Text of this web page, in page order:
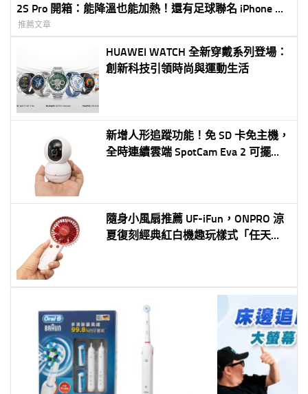
2S Pro 開箱：能降溫也能加熱！還有足球聯名 iPhone 防
摔殼
推薦文章
HUAWEI WATCH 全新穿戴系列登場：
創新科技引領時尚與運動生活
新增人形追蹤功能！免 SD 卡免主機，
全時連續雲端 SpotCam Eva 2 可擺頭
隨身小風扇推薦 UF-iFun，ONPRO 涼
夏復刻經典紅白機趣玩樣式「任天